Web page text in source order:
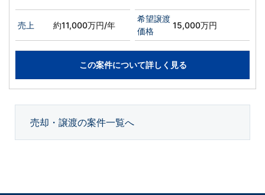
売上 約11,000万円/年
希望譲渡
価格
15,000万円
この案件について詳しく見る
売却・譲渡の案件一覧へ